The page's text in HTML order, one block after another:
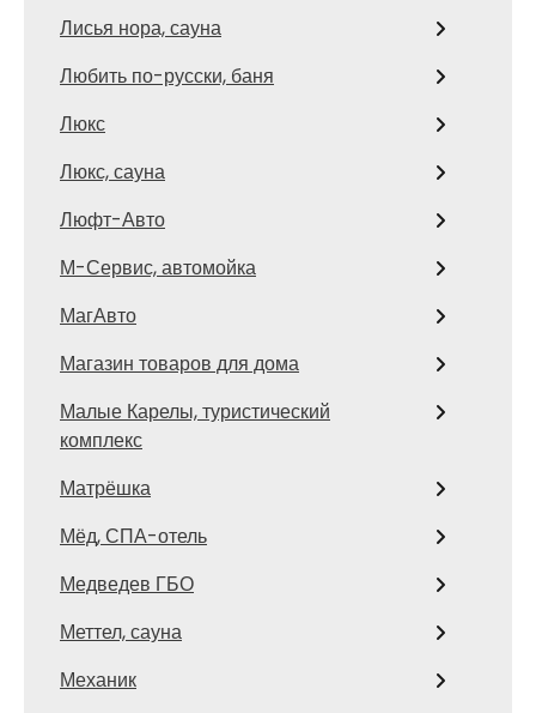
Лисья нора, сауна
Любить по-русски, баня
Люкс
Люкс, сауна
Люфт-Авто
М-Сервис, автомойка
МагАвто
Магазин товаров для дома
Малые Карелы, туристический
комплекс
Матрёшка
Мёд, СПА-отель
Медведев ГБО
Меттел, сауна
Механик